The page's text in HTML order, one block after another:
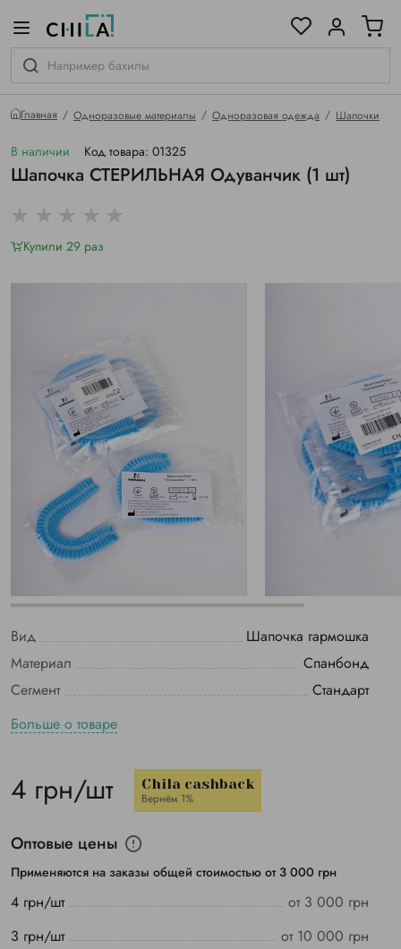
Главная Одноразовые материалы Одноразовая одежда Шапочки
В наличии Код товара: 01325
Шапочка СТЕРИЛЬНАЯ Одуванчик (1 шт)
Купили 29 раз
Вид
Шапочка гармошка
Материал
Спанбонд
Сегмент
Стандарт
Больше о товаре
4 грн/шт Chila cashback
Вернём 1%
Оптовые цены
Применяются на заказы общей стоимостью от 3 000 грн
4 грн/шт
от 3 000 грн
3 грн/шт
от 10 000 грн
гамме